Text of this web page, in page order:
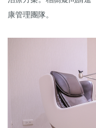
康管理團隊。